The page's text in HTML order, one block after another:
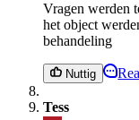
Vragen werden
het object
behandeling
Nuttig
Tess